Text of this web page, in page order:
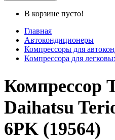
В корзине пусто!
Главная
Автокондиционеры
Компрессоры для
Компрессора для
Компрессор
Daihatsu
6PK (19564)